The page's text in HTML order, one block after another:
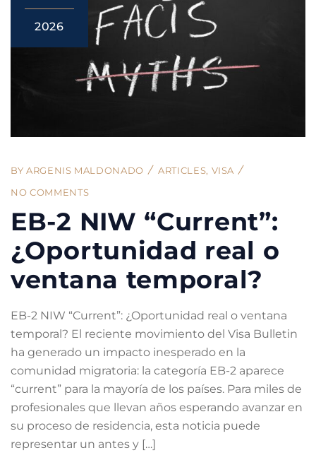
2026
BY ARGENIS MALDONADO ARTICLES, VISA
NO COMMENTS
EB-2 NIW “Current”:
¿Oportunidad real o
ventana temporal?
EB-2 NIW “Current”: ¿Oportunidad real o ventana
temporal? El reciente movimiento del Visa Bulletin
ha generado un impacto inesperado en la
comunidad migratoria: la categoría EB-2 aparece
“current” para la mayoría de los países. Para miles de
profesionales que llevan años esperando avanzar en
su proceso de residencia, esta noticia puede
representar un antes y […]